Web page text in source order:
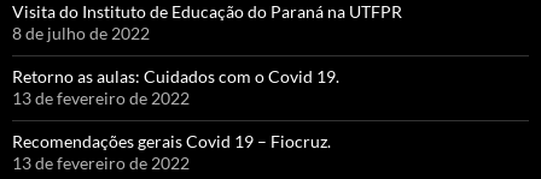
Visita do Instituto de Educação do Paraná na UTFPR
8 de julho de 2022
Retorno as aulas: Cuidados com o Covid 19.
13 de fevereiro de 2022
Recomendações gerais Covid 19 – Fiocruz.
13 de fevereiro de 2022